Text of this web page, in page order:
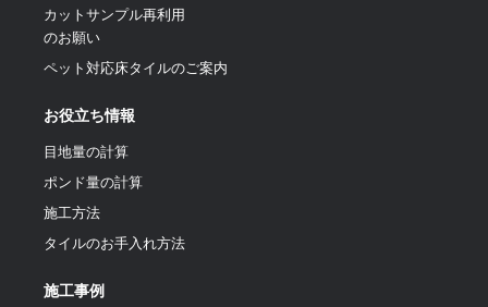
カットサンプル再利用
のお願い
ペット対応床タイルのご案内
お役立ち情報
目地量の計算
ポンド量の計算
施工方法
タイルのお手入れ方法
施工事例